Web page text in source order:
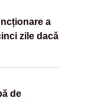
a
zile dacă
de